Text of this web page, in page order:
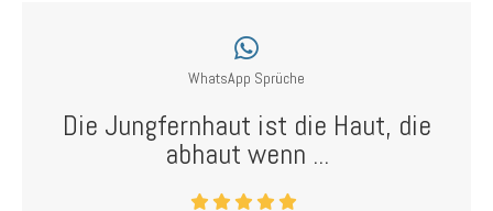
WhatsApp Sprüche
Die Jungfernhaut ist die Haut, die
abhaut wenn ...